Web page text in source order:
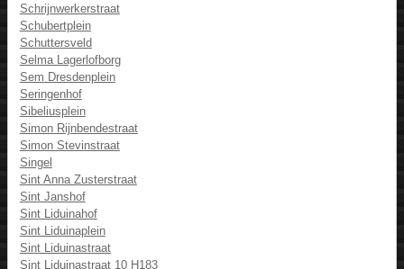
Schrijnwerkerstraat
Schubertplein
Schuttersveld
Selma Lagerlofborg
Sem Dresdenplein
Seringenhof
Sibeliusplein
Simon Rijnbendestraat
Simon Stevinstraat
Singel
Sint Anna Zusterstraat
Sint Janshof
Sint Liduinahof
Sint Liduinaplein
Sint Liduinastraat
Sint Liduinastraat 10 H183